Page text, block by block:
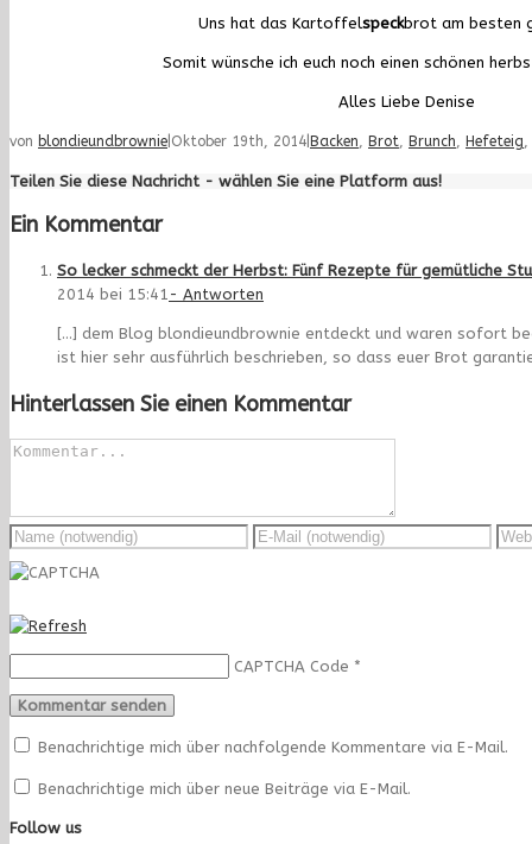
Uns hat das Kartoffelspeckbrot am besten
Somit wünsche ich euch noch einen schönen
Alles Liebe Denise
von blondieundbrownie Oktober 19th, 2014 Backen, Brot, Brunch, Hefeteig,
Teilen Sie diese Nachricht - wählen Sie eine Platform aus!
Ein Kommentar
So lecker schmeckt der Herbst: Fünf Rezepte für gemütliche
2014 bei 15:41 - Antworten
[…] dem Blog blondieundbrownie entdeckt und waren sofort
ist hier sehr ausführlich beschrieben, so dass euer Brot
Hinterlassen Sie einen Kommentar
CAPTCHA Code *
Benachrichtige mich über nachfolgende Kommentare via E-Mail.
Benachrichtige mich über neue Beiträge via E-Mail.
Follow us